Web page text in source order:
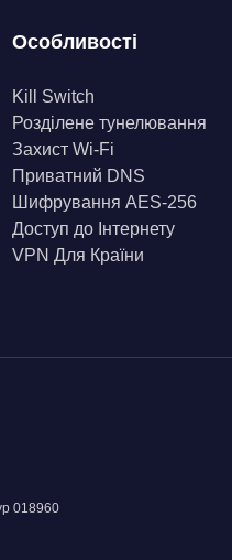
Особливості
Kill Switch
Розділене тунелювання
Захист Wi-Fi
Приватний DNS
Шифрування AES-256
Доступ до Інтернету
VPN Для Країни
018960